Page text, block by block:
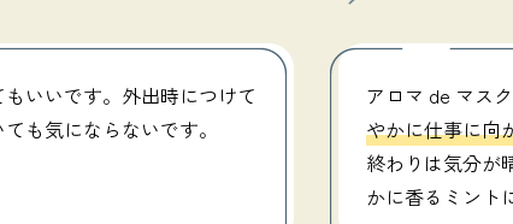
もいいです。外出時につけて
も気にならないです。
アロマ de マス
やかに仕事に向
終わりは気分が
かに香るミント